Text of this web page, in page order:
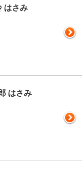
はさみ
はさみ